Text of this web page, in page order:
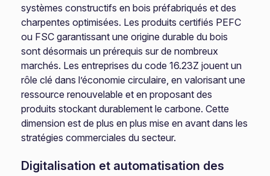
systèmes constructifs en bois préfabriqués et des
charpentes optimisées. Les produits certifiés PEFC
ou FSC garantissant une origine durable du bois
sont désormais un prérequis sur de nombreux
marchés. Les entreprises du code 16.23Z jouent un
rôle clé dans l’économie circulaire, en valorisant une
ressource renouvelable et en proposant des
produits stockant durablement le carbone. Cette
dimension est de plus en plus mise en avant dans les
stratégies commerciales du secteur.
Digitalisation et automatisation des